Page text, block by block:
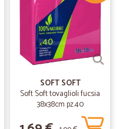
SOFT SOFT
Soft Soft tovaglioli fucsia
38x38cm pz.40